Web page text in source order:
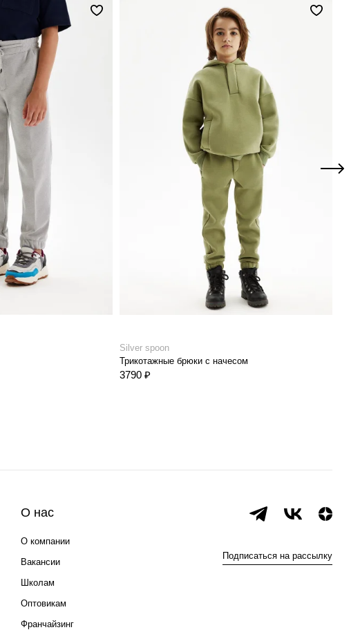
Silver spoon
Трикотажные брюки с начесом
3790 ₽
О нас
О компании
Вакансии
Школам
Оптовикам
Франчайзинг
Подписаться на рассылку